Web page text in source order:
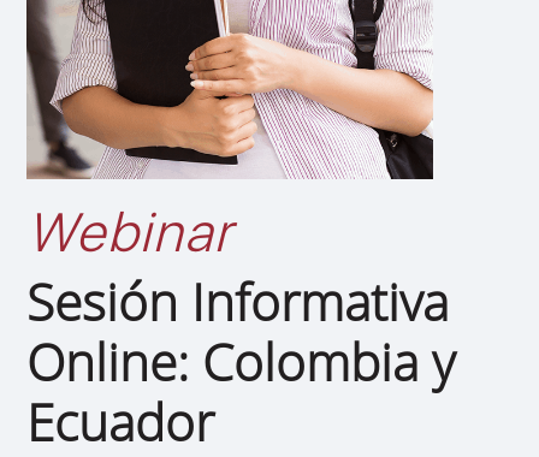
Webinar
Sesión Informativa
Online: Colombia y
Ecuador